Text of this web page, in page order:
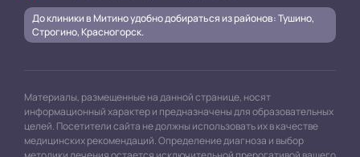
До клиники в Митино удобно добираться из районов: Тушино,
Строгино, Красногорск.
Материалы, размещенные на данной странице, носят
информационный характер и предназначены для образовательных
целей. Посетители сайта не должны использовать их в качестве
медицинских рекомендаций. Определение диагноза и выбор